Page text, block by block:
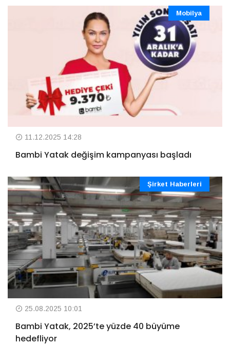
Mobilya
11.12.2025 14:28
Bambi Yatak değişim kampanyası başladı
Şirket Haberleri
25.08.2025 10:01
Bambi Yatak, 2025’te yüzde 40 büyüme
hedefliyor